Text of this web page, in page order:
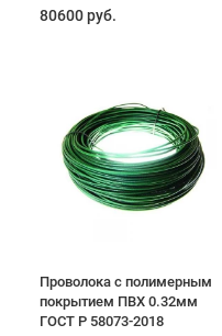
80600 руб.
Проволока с полимерным
покрытием ПВХ 0.32мм
ГОСТ Р 58073-2018